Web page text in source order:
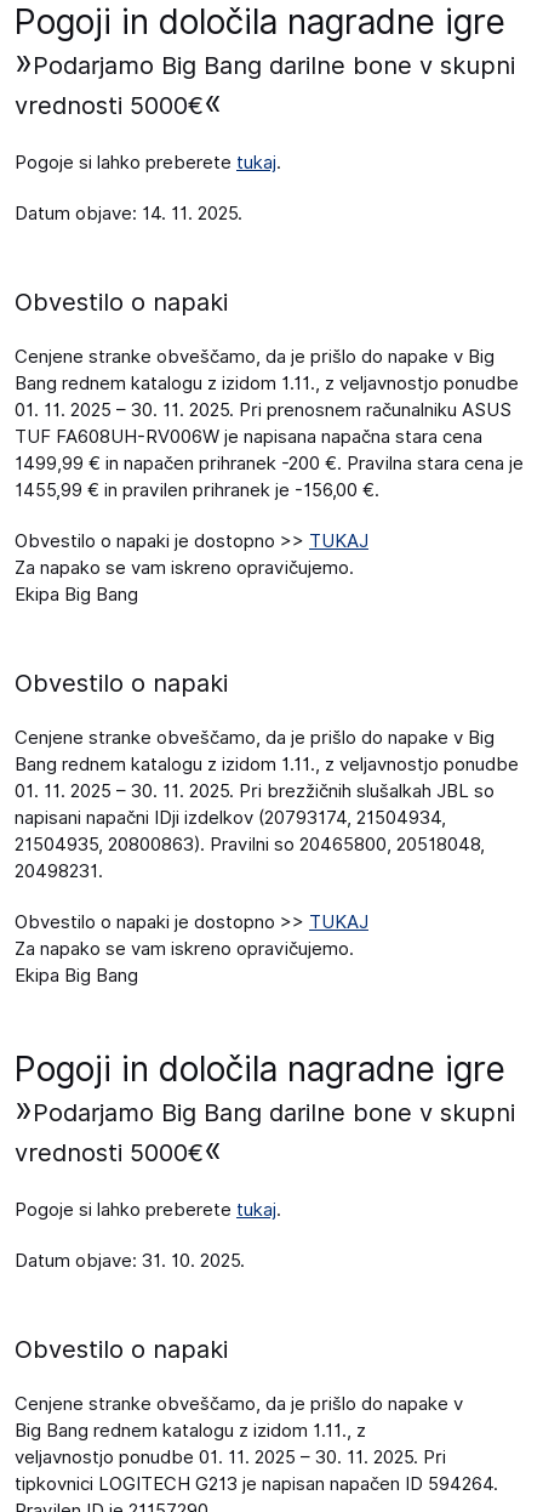
Pogoji in določila nagradne igre
»Podarjamo Big Bang darilne bone v skupni
vrednosti 5000€«
Pogoje si lahko preberete tukaj.
Datum objave: 14. 11. 2025.
Obvestilo o napaki
Cenjene stranke obveščamo, da je prišlo do napake v Big
Bang rednem katalogu z izidom 1.11., z veljavnostjo ponudbe
01. 11. 2025 – 30. 11. 2025. Pri prenosnem računalniku ASUS
TUF FA608UH-RV006W je napisana napačna stara cena
1499,99 € in napačen prihranek -200 €. Pravilna stara cena je
1455,99 € in pravilen prihranek je -156,00 €.
Obvestilo o napaki je dostopno >> TUKAJ
Za napako se vam iskreno opravičujemo.
Ekipa Big Bang
Obvestilo o napaki
Cenjene stranke obveščamo, da je prišlo do napake v Big
Bang rednem katalogu z izidom 1.11., z veljavnostjo ponudbe
01. 11. 2025 – 30. 11. 2025. Pri brezžičnih slušalkah JBL so
napisani napačni IDji izdelkov (20793174, 21504934,
21504935, 20800863). Pravilni so 20465800, 20518048,
20498231.
Obvestilo o napaki je dostopno >> TUKAJ
Za napako se vam iskreno opravičujemo.
Ekipa Big Bang
Pogoji in določila nagradne igre
»Podarjamo Big Bang darilne bone v skupni
vrednosti 5000€«
Pogoje si lahko preberete tukaj.
Datum objave: 31. 10. 2025.
Obvestilo o napaki
Cenjene stranke obveščamo, da je prišlo do napake v
Big Bang rednem katalogu z izidom 1.11., z
veljavnostjo ponudbe 01. 11. 2025 – 30. 11. 2025. Pri
tipkovnici LOGITECH G213 je napisan napačen ID 594264.